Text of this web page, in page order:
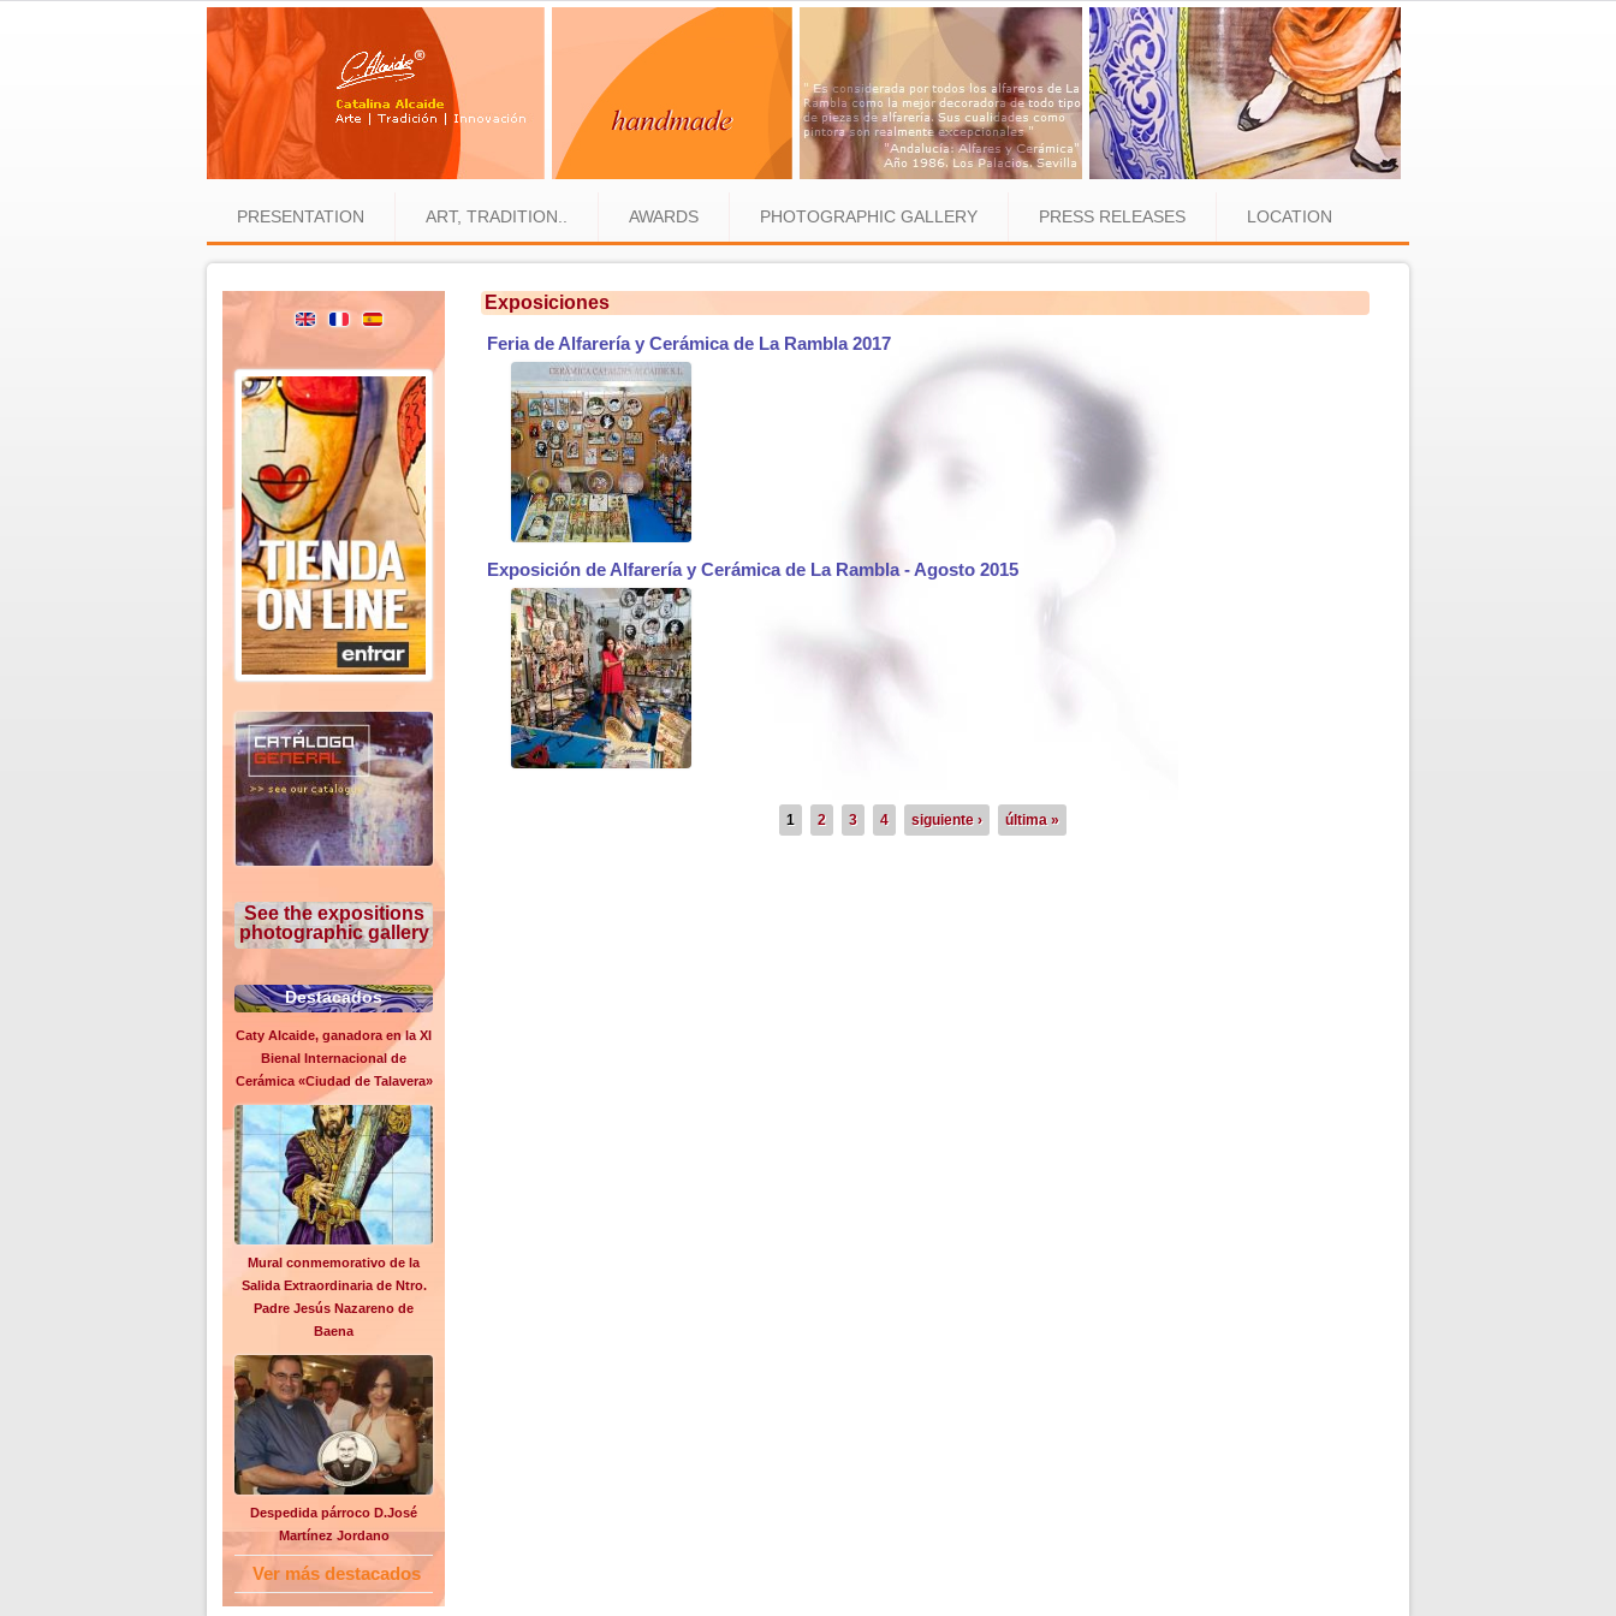
PRESENTATION ART, TRADITION.. AWARDS PHOTOGRAPHIC GALLERY PRESS RELEASES LOCATION
Exposiciones
Feria de Alfarería y Cerámica de La Rambla 2017
Exposición de Alfarería y Cerámica de La Rambla - Agosto 2015
Pages
1 2 3 4 siguiente › última »
See the expositions
photographic gallery
Destacados
Caty Alcaide, ganadora en la XI
Bienal Internacional de
Cerámica «Ciudad de Talavera»
Mural conmemorativo de la
Salida Extraordinaria de Ntro.
Padre Jesús Nazareno de
Baena
Despedida párroco D.José
Martínez Jordano
Ver más destacados